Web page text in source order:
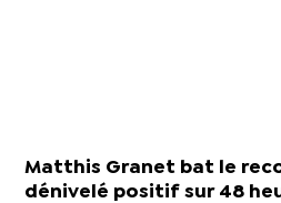
Matthis Granet bat le
dénivelé positif sur 48